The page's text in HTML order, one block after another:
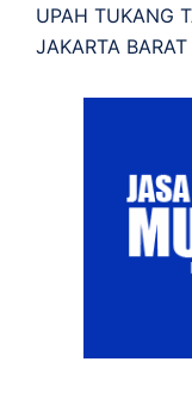
UPAH TUKANG
JAKARTA BARAT